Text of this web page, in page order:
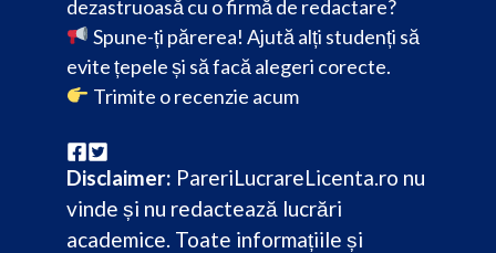
dezastruoasă cu o firmă de redactare?
Spune-ți părerea! Ajută alți studenți să
evite țepele și să facă alegeri corecte.
Trimite o recenzie acum
Disclaimer: PareriLucrareLicenta.ro nu
vinde și nu redactează lucrări
academice. Toate informațiile și